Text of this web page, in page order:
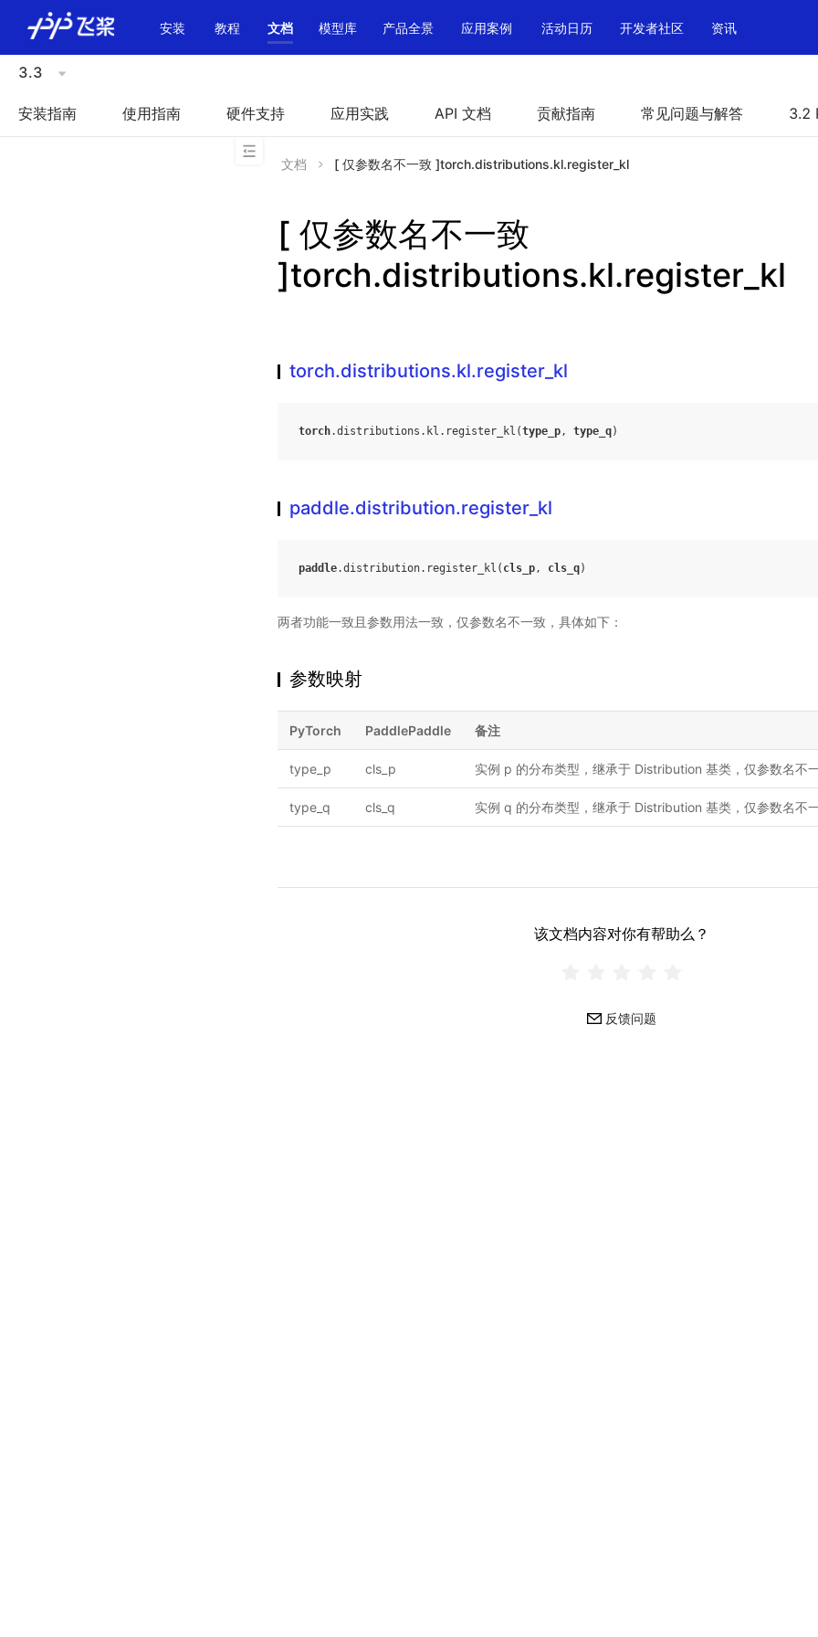
安装 教程 文档 模型库 产品全景 应用案例 活动日历 开发者社区 资讯
3.3
安装指南 使用指南 硬件支持 应用实践 API 文档 贡献指南 常见问题与解答 3.2
文档 [ 仅参数名不一致 ]torch.distributions.kl.register_kl
[ 仅参数名不一致
]torch.distributions.kl.register_kl
torch.distributions.kl.register_kl
torch.distributions . kl . register_kl (type_p, type_q)
paddle.distribution.register_kl
paddle.distribution. register_kl ( cls_p, cls_q)
两者功能一致且参数用法一致，仅参数名不一致，具体如下：
参数映射
PyTorch PaddlePaddle 备注
type_p cls_p 实例 p 的分布类型，继承于 Distribution 基类，仅参数名不一
type_q cls_q 实例 q 的分布类型，继承于 Distribution 基类，仅参数名不一
该文档内容对你有帮助么？
反馈问题